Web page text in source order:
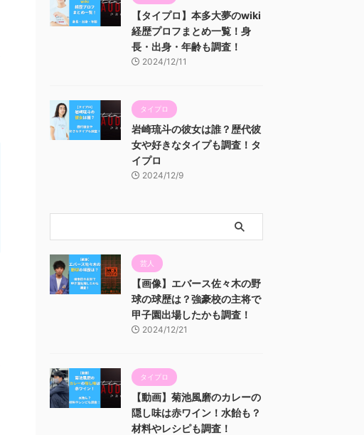
【タイプロ】本多大夢のwiki
経歴プロフまとめ一覧！身
長・出身・年齢も調査！
2024/12/11
タイプロ
岩崎琉斗の彼女は誰？歴代彼
女や好きなタイプも調査！タ
イプロ
2024/12/9
芸人
【画像】エバース佐々木の野
球の球歴は？強豪校の主将で
甲子園出場したかも調査！
2024/12/21
タイプロ
【動画】菊池風磨のカレーの
隠し味は赤ワイン！水飴も？
材料やレシピも調査！